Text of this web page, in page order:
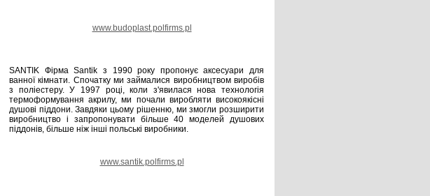
www.budoplast.polfirms.pl
SANTIK Фірма Santik з 1990 року пропонує аксесуари для
ванної кімнати. Спочатку ми займалися виробництвом виробів
з поліестеру. У 1997 році, коли з'явилася нова технологія
термоформування акрилу, ми почали виробляти високоякісні
душові піддони. Завдяки цьому рішенню, ми змогли розширити
виробництво і запропонувати більше 40 моделей душових
піддонів, більше ніж інші польські виробники.
www.santik.polfirms.pl